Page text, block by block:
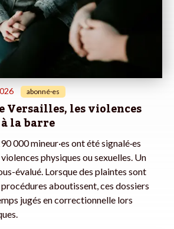
abonné·es
les violences
la barre
000 mineur·es ont été signalé·es
physiques ou sexuelles. Un
évalué. Lorsque des plaintes sont
aboutissent, ces dossiers
jugés en correctionnelle lors